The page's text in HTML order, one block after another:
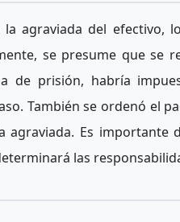
agraviada del efectivo,
se presume que se
de prisión, habría
También se ordenó el
Es importante
las